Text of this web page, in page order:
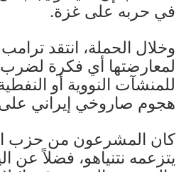
في حربه على غزة.
وخلال الحملة، انتقد ترامب
لمعارضتها أي فكرة
للمنشآت النووية أو
هجوم صاروخي إيراني على
كان المشرعون من حزب
يتزعمه نتنياهو، فضلاً عن